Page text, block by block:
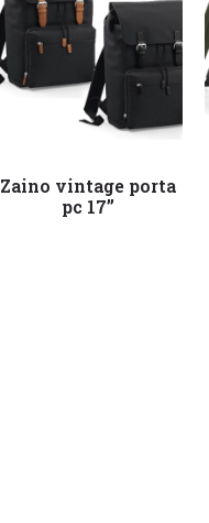
Leggi tutto
Zaino vintage porta
pc 17”